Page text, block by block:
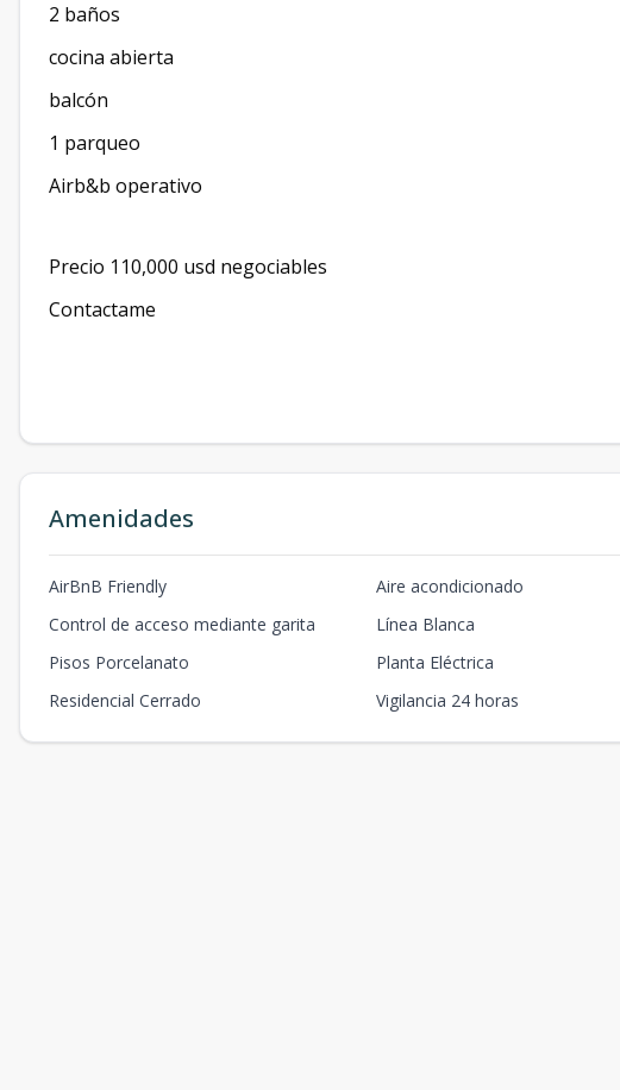
2 baños
cocina abierta
balcón
1 parqueo
Airb&b operativo
Precio 110,000 usd negociables
Contactame
Amenidades
AirBnB Friendly Aire acondicionado
Control de acceso mediante garita
Línea Blanca
Pisos Porcelanato
Planta Eléctrica
Residencial Cerrado
Vigilancia 24 horas